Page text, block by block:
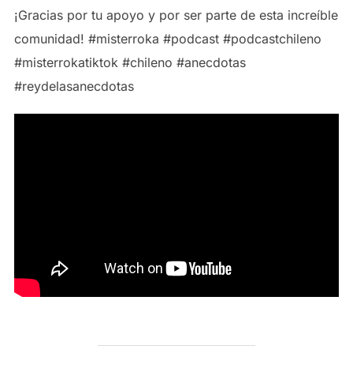
¡Gracias por tu apoyo y por ser parte de esta increíble
comunidad! #misterroka #podcast #podcastchileno
#misterrokatiktok #chileno #anecdotas
#reydelasanecdotas